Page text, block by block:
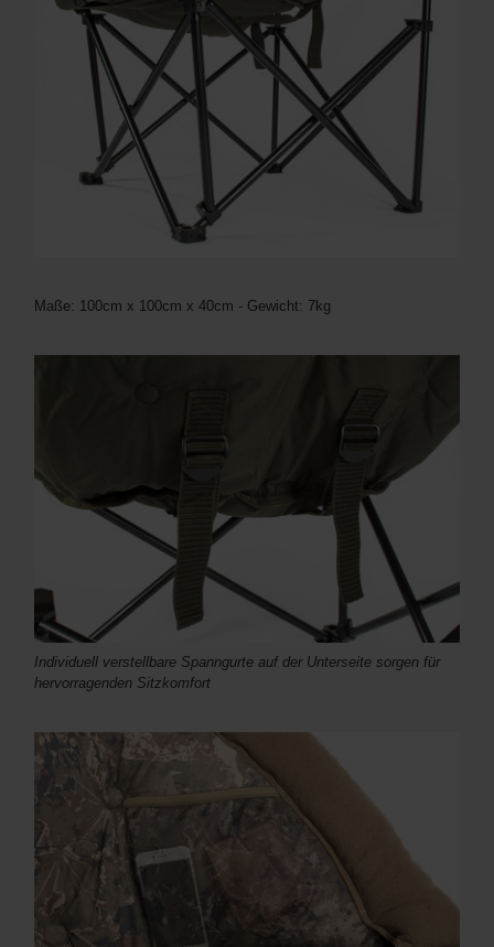
Maße: 100cm x 100cm x 40cm - Gewicht: 7kg
Individuell verstellbare Spanngurte auf der Unterseite sorgen für
hervorragenden Sitzkomfort